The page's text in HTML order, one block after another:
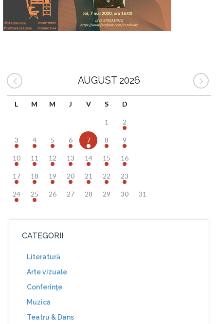
AUGUST 2026
L M M J V S D
1 2
3 4 5 6 7 8 9
10 11 12 13 14 15 16
17 18 19 20 21 22 23
24 25 26 27 28 29 30 31
CATEGORII
Literatură
Arte vizuale
Conferinţe
Muzică
Teatru & Dans